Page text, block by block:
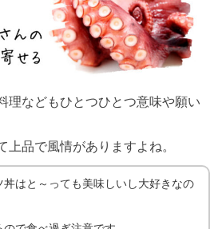
理などもひとつひとつ意味や願い
上品で風情がありますよね。
丼はと～っても美味しいし大好きなの